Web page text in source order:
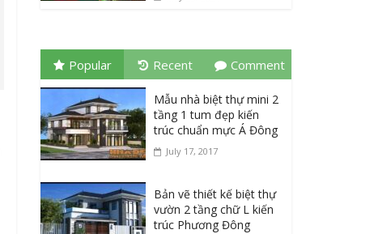
Popular Recent Comment
Mẫu nhà biệt thự mini 2
tầng 1 tum đẹp kiến
trúc chuẩn mực Á Đông
July 17, 2017
Bản vẽ thiết kế biệt thự
vườn 2 tầng chữ L kiến
trúc Phương Đông